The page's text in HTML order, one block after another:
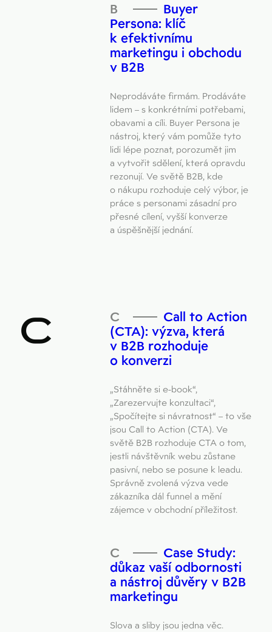
Buyer
Persona: klíč
k efektivnímu
marketingu i obchodu
v B2B
Neprodáváte firmám. Prodáváte
lidem – s konkrétními potřebami,
obavami a cíli. Buyer Persona je
nástroj, který vám pomůže tyto
lidi lépe poznat, porozumět jim
a vytvořit sdělení, která opravdu
rezonují. Ve světě B2B, kde
o nákupu rozhoduje celý výbor, je
práce s personami zásadní pro
přesné cílení, vyšší konverze
a úspěšnější jednání.
C
Call to Action
(CTA): výzva, která
v B2B rozhoduje
o konverzi
„Stáhněte si e-book“,
„Zarezervujte konzultaci“,
„Spočítejte si návratnost“ – to vše
jsou Call to Action (CTA). Ve
světě B2B rozhoduje CTA o tom,
jestli návštěvník webu zůstane
pasivní, nebo se posune k leadu.
Správně zvolená výzva vede
zákazníka dál funnel a mění
zájemce v obchodní příležitost.
Case Study:
důkaz vaší odbornosti
a nástroj důvěry v B2B
marketingu
Slova a sliby jsou jedna věc.